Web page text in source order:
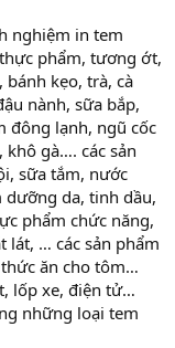
nghiệm in tem
phẩm, tương ớt,
kẹo, trà, cà
nành, sữa bắp,
đông lạnh, ngũ cốc
gà…. các sản
sữa tắm, nước
dưỡng da, tinh dầu,
phẩm chức năng,
lát, … các sản phẩm
ăn cho tôm…
lốp xe, điện tử…
những loại tem